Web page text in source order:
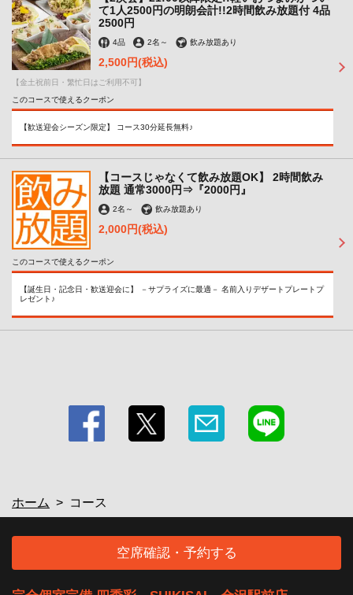
て1人2500円の明朗会計!!2時間飲み放題付 4品
2500円
4品 2名 ～ 飲み放題あり
2,500円(税込)
【金土祝前日・繁忙日はご利用不可】
このコースで使えるクーポン
【歓送迎会シーズン限定】 コース30分延長無料♪
【コースじゃなくて飲み放題OK】 2時間飲み
放題 通常3000円⇒『2000円』
2名 ～ 飲み放題あり
2,000円(税込)
このコースで使えるクーポン
【誕生日・記念日・歓送迎会に】 －サプライズに最適－ 名前入りデザートプレートプ
レゼント♪
ホーム コース
空席確認・予約する